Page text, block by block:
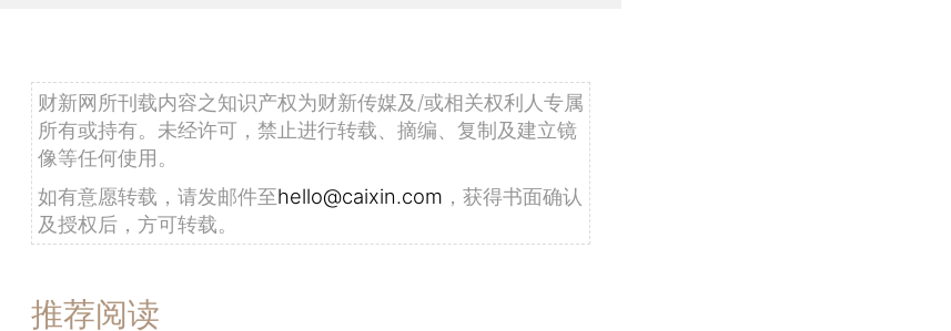
财新网所刊载内容之知识产权为财新传媒及/或相关权利人专属
所有或持有。未经许可，禁止进行转载、摘编、复制及建立镜
像等任何使用。
如有意愿转载，请发邮件至hello@caixin.com ，获得书面确认
及授权后，方可转载。
推荐阅读